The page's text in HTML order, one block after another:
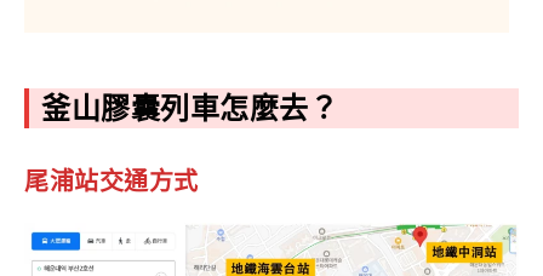
釜山膠囊列車怎麼去？
尾浦站交通方式